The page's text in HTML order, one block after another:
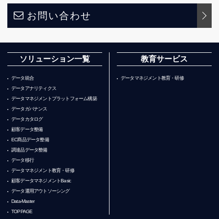
お問い合わせ
ソリューション一覧
データ統合
データアナリティクス
データマネジメントプラットフォーム構築
データガバナンス
データカタログ
顧客データ整備
EC商品データ整備
調達品データ整備
データ移行
データマネジメント教育・研修
顧客データマネジメントBasic
データ運用アウトソーシング
Data-Master
TOPPAGE
教育サービス
データマネジメント教育・研修